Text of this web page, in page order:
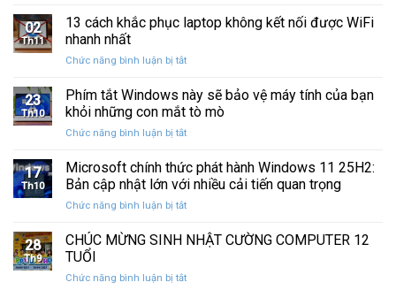
Dẫn
Phải
10:
Dẫn
Chi
tra
sức
ổ
SSD:
Hướng
10+
mềm
test
02
Th11
13 cách khắc phục laptop không kết nối được WiFi
nhanh nhất
Chức năng bình luận bị tắtở
cách
khắc
phục
laptop
kết
nối
WiFi
nhất
23
Th10
Phím tắt Windows này sẽ bảo vệ máy tính của bạn
khỏi những con mắt tò mò
Chức năng bình luận bị tắtở
tắt
Windows
này
sẽ
vệ
của
17
Th10
Microsoft chính thức phát hành Windows 11 25H2:
Bản cập nhật lớn với nhiều cải tiến quan trọng
Chức năng bình luận bị tắtở
chính
hành
28
Th9
CHÚC MỪNG SINH NHẬT CƯỜNG COMPUTER 12
TUỔI
Chức năng bình luận bị tắtở